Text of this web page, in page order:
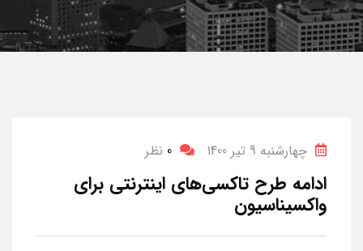
چهارشنبه 9 تیر 1400 0 نظر
ادامه طرح تاکسی‌های اینترنتی برای
واکسیناسیون